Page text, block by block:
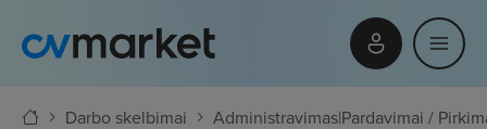
Darbo skelbimai Administravimas|Pardavimai /